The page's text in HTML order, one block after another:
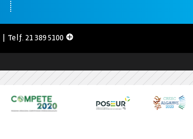
| Telf. 21 389 5100